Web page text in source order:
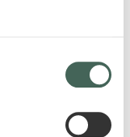
till flera meter
0-11
med